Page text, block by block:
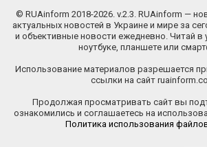
© RUAinform 2018-2026. v.2.3. RUAinform —
актуальных новостей в Украине и мире за
и объективные новости ежедневно. Читай в
ноутбуке, планшете или
Использование материалов разрешается
ссылки на сайт
Продолжая просматривать сайт вы
ознакомились и соглашаетесь на
Политика использования